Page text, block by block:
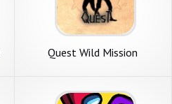
Quest Wild Mission